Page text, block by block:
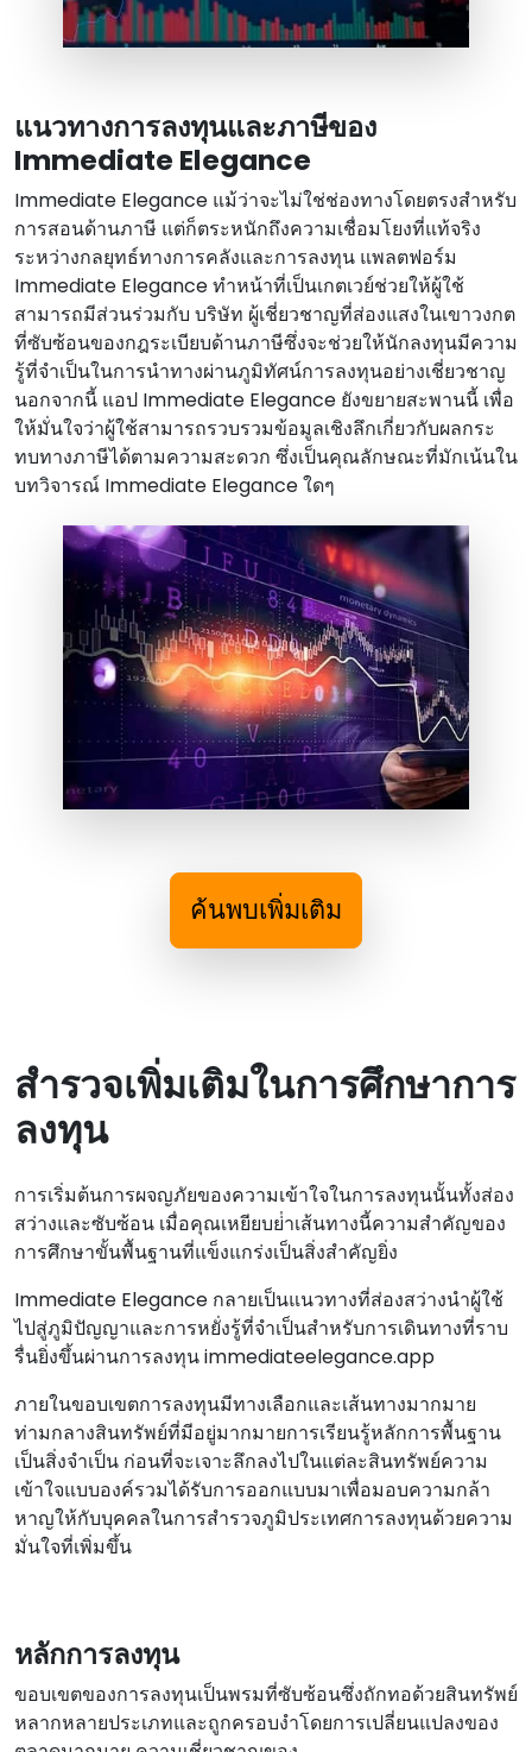
แนวทางการลงทุนและภาษีของ
Immediate Elegance
Immediate Elegance แม้ว่าจะไม่ใช่ช่องทางโดยตรงสําหรับ
การสอนด้านภาษี แต่ก็ตระหนักถึงความเชื่อมโยงที่แท้จริง
ระหว่างกลยุทธ์ทางการคลังและการลงทุน แพลตฟอร์ม
Immediate Elegance ทําหน้าที่เป็นเกตเวย์ช่วยให้ผู้ใช้
สามารถมีส่วนร่วมกับ บริษัท ผู้เชี่ยวชาญที่ส่องแสงในเขาวงกต
ที่ซับซ้อนของกฎระเบียบด้านภาษีซึ่งจะช่วยให้นักลงทุนมีความ
รู้ที่จําเป็นในการนําทางผ่านภูมิทัศน์การลงทุนอย่างเชี่ยวชาญ
นอกจากนี้ แอป Immediate Elegance ยังขยายสะพานนี้ เพื่อ
ให้มั่นใจว่าผู้ใช้สามารถรวบรวมข้อมูลเชิงลึกเกี่ยวกับผลกระ
ทบทางภาษีได้ตามความสะดวก ซึ่งเป็นคุณลักษณะที่มักเน้นใน
บทวิจารณ์ Immediate Elegance ใดๆ
ค้นพบเพิ่มเติม
สํารวจเพิ่มเติมในการศึกษาการ
ลงทุน
การเริ่มต้นการผจญภัยของความเข้าใจในการลงทุนนั้นทั้งส่อง
สว่างและซับซ้อน เมื่อคุณเหยียบย่ําเส้นทางนี้ความสําคัญของ
การศึกษาขั้นพื้นฐานที่แข็งแกร่งเป็นสิ่งสําคัญยิ่ง
Immediate Elegance กลายเป็นแนวทางที่ส่องสว่างนําผู้ใช้
ไปสู่ภูมิปัญญาและการหยั่งรู้ที่จําเป็นสําหรับการเดินทางที่ราบ
รื่นยิ่งขึ้นผ่านการลงทุน immediateelegance.app
ภายในขอบเขตการลงทุนมีทางเลือกและเส้นทางมากมาย
ท่ามกลางสินทรัพย์ที่มีอยู่มากมายการเรียนรู้หลักการพื้นฐาน
เป็นสิ่งจําเป็น ก่อนที่จะเจาะลึกลงไปในแต่ละสินทรัพย์ความ
เข้าใจแบบองค์รวมได้รับการออกแบบมาเพื่อมอบความกล้า
หาญให้กับบุคคลในการสํารวจภูมิประเทศการลงทุนด้วยความ
มั่นใจที่เพิ่มขึ้น
หลักการลงทุน
ขอบเขตของการลงทุนเป็นพรมที่ซับซ้อนซึ่งถักทอด้วยสินทรัพย์
หลากหลายประเภทและถูกครอบงําโดยการเปลี่ยนแปลงของ